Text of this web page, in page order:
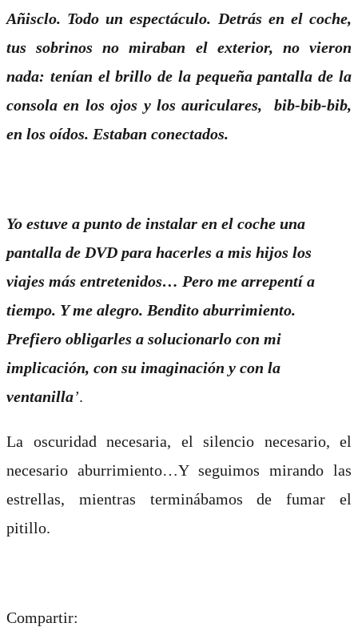
Añisclo. Todo un espectáculo. Detrás en el coche,
tus sobrinos no miraban el exterior, no vieron
nada: tenían el brillo de la pequeña pantalla de la
consola en los ojos y los auriculares, bib-bib-bib,
en los oídos. Estaban conectados.
Yo estuve a punto de instalar en el coche una
pantalla de DVD para hacerles a mis hijos los
viajes más entretenidos… Pero me arrepentí a
tiempo. Y me alegro. Bendito aburrimiento.
Prefiero obligarles a solucionarlo con mi
implicación, con su imaginación y con la
ventanilla’.
La oscuridad necesaria, el silencio necesario, el
necesario aburrimiento…Y seguimos mirando las
estrellas, mientras terminábamos de fumar el
pitillo.
Compartir: